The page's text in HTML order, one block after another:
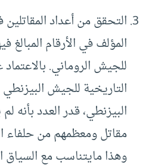
التحقق من أعداد
للجيش الروماني.
التاريخية للجيش
مقاتل ومعظمهم من حلفاء
وهذا مايتناسب مع السياق